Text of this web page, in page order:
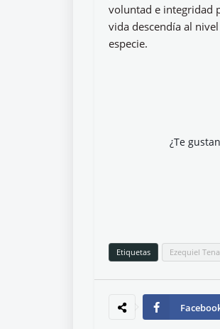
voluntad e integridad
vida descendía al
especie.
¿Te
Etiquetas Ezequiel Tena